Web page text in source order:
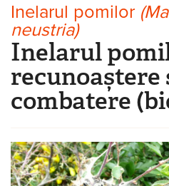
Casă
Producători de vin
Promovează afacerea ta
Inelarul pomilor
neustria)
Inelarul
recunoaștere
combatere